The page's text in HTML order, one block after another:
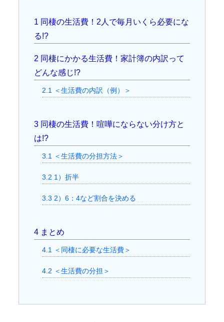
1 同棲の生活費！2人で毎月いくら必要にな
る!?
2 同棲にかかる生活費！家計簿の内訳って
どんな感じ!?
2.1 ＜生活費の内訳（例）＞
3同棲の生活費！喧嘩にならない分け方と
は!?
3.1 ＜生活費の分担方法＞
3.2 1）折半
3.3 2）6：4など割合を決める
4まとめ
4.1 ＜同棲に必要な生活費＞
4.2 ＜生活費の分担＞